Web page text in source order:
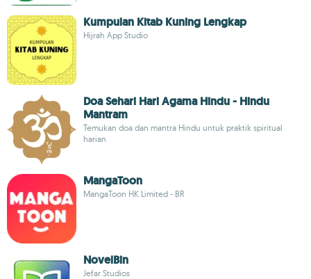
Kumpulan Kitab Kuning Lengkap
Hijrah App Studio
Doa Sehari Hari Agama Hindu - Hindu
Mantram
Temukan doa dan mantra Hindu untuk praktik spiritual
harian
MangaToon
MangaToon HK Limited - BR
NovelBin
Jefar Studios